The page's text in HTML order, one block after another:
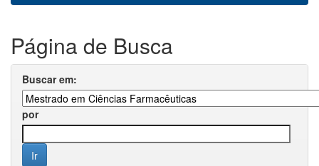
Página de Busca
Buscar em:
por